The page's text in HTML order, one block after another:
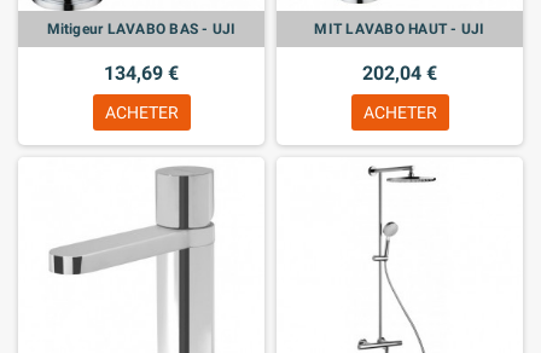
Mitigeur LAVABO BAS - UJI
134,69 €
ACHETER
MIT LAVABO HAUT - UJI
202,04 €
ACHETER